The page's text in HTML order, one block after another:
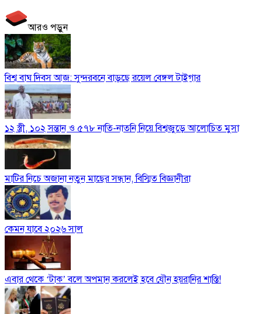
আরও পড়ুন
বিশ্ব বাঘ দিবস আজ: সুন্দরবনে বাড়ছে রয়েল বেঙ্গল টাইগার
১২ স্ত্রী, ১০২ সন্তান ও ৫৭৮ নাতি-নাতনি নিয়ে বিশ্বজুড়ে আলোচিত মুসা
মাটির নিচে অজানা নতুন মাছের সন্ধান, বিস্মিত বিজ্ঞানীরা
কেমন যাবে ২০২৬ সাল
এবার থেকে ‘টাক’ বলে অপমান করলেই হবে যৌন হয়রানির শাস্তি!